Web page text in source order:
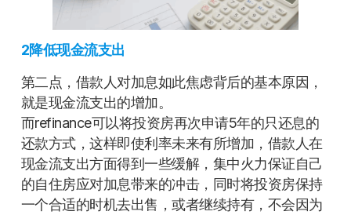
2降低现金流支出
第二点，借款人对加息如此焦虑背后的基本原因，
就是现金流支出的增加。
而refinance可以将投资房再次申请5年的只还息的
还款方式，这样即使利率未来有所增加，借款人在
现金流支出方面得到一些缓解，集中火力保证自己
的自住房应对加息带来的冲击，同时将投资房保持
一个合适的时机去出售，或者继续持有，不会因为